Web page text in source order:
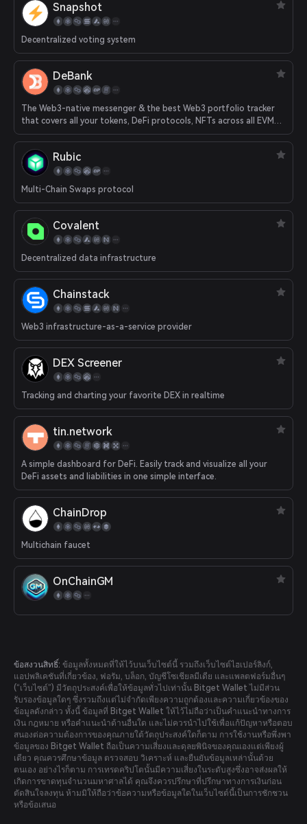
Snapshot
Decentralized voting system
DeBank
The Web3-native messenger & the best Web3 portfolio tracker
that covers all your tokens, DeFi protocols, NFTs across all EVM
chains.
Rubic
Multi-Chain Swaps protocol
Covalent
Decentralized data infrastructure
Chainstack
Web3 infrastructure-as-a-service provider
DEX Screener
Tracking and charting your favorite DEX in realtime
tin.network
A simple dashboard for DeFi. Easily track and visualize all your
DeFi assets and liabilities in one simple interface.
ChainDrop
Multichain faucet
OnChainGM
ข้อสงวนสิทธิ์: ข้อมูลทั้งหมดที่ให้ไว้บนเว็บไซต์นี้ รวมถึงเว็บไซต์ไฮเปอร์ลิงก์,
แอปพลิเคชันที่เกี่ยวข้อง, ฟอรัม, บล็อก, บัญชีโซเชียลมีเดีย และแพลตฟอร์มอื่นๆ
(“เว็บไซต์”) มีวัตถุประสงค์เพื่อให้ข้อมูลทั่วไปเท่านั้น Bitget Wallet ไม่มีส่วน
รับรองข้อมูลใดๆ ซึ่งรวมถึงแต่ไม่จำกัดเพียงความถูกต้องและความเกี่ยวข้องของ
ข้อมูลดังกล่าว ทั้งนี้ ข้อมูลที่ Bitget Wallet ให้ไว้ไม่ถือว่าเป็นคำแนะนำทางการ
เงิน กฎหมาย หรือคำแนะนำด้านอื่นใด และไม่ควรนำไปใช้เพื่อแก้ปัญหาหรือตอบ
สนองต่อความต้องการของคุณภายใต้วัตถุประสงค์ใดก็ตาม การใช้งานหรือพึ่งพา
ข้อมูลของ Bitget Wallet ถือเป็นความเสี่ยงและดุลยพินิจของคุณเองแต่เพียงผู้
เดียว คุณควรศึกษาข้อมูล ตรวจสอบ วิเคราะห์ และยืนยันข้อมูลเหล่านั้นด้วย
ตนเอง อย่างไรก็ตาม การเทรดคริปโตนั้นมีความเสี่ยงในระดับสูงซึ่งอาจส่งผลให้
เกิดการขาดทุนจำนวนมหาศาลได้ คุณจึงควรปรึกษาที่ปรึกษาทางการเงินก่อน
ตัดสินใจลงทุน ห้ามมิให้ถือว่าข้อความหรือข้อมูลใดในเว็บไซต์นี้เป็นการชักชวน
หรือข้อเสนอ